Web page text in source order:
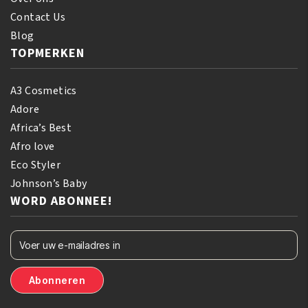
Contact Us
Blog
TOPMERKEN
A3 Cosmetics
Adore
Africa’s Best
Afro love
Eco Styler
Johnson’s Baby
WORD ABONNEE!